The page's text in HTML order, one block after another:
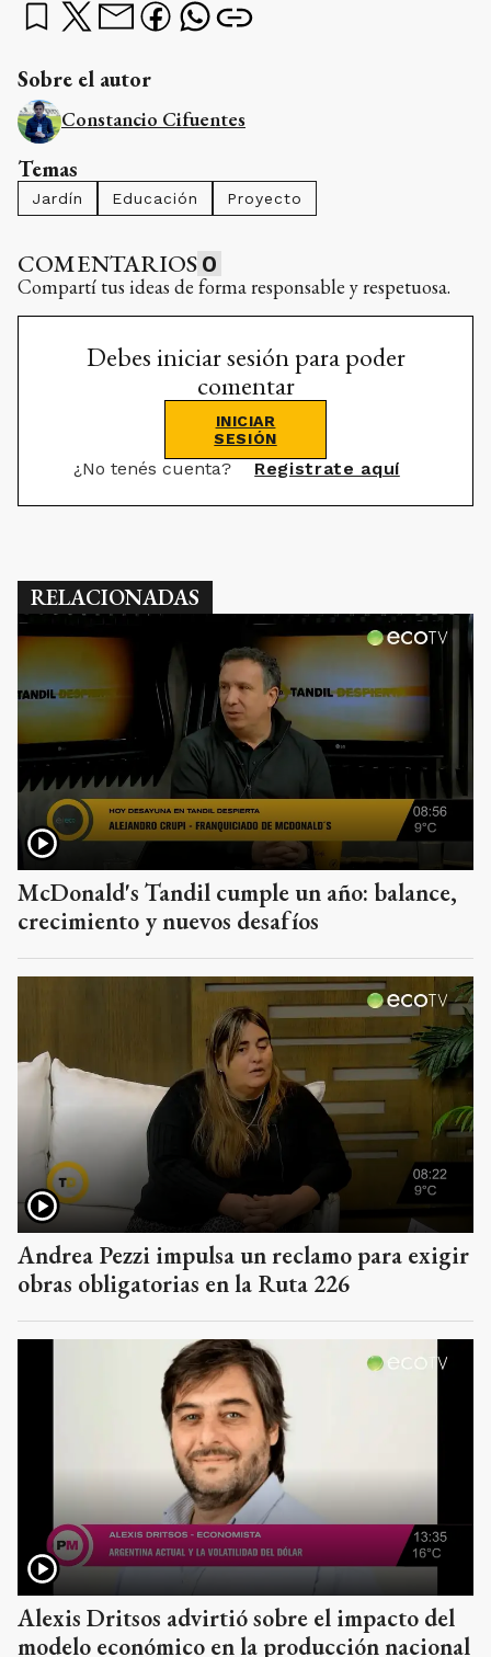
Sobre el autor
Constancio Cifuentes
Temas
Jardín Educación Proyecto
COMENTARIOS 0
Compartí tus ideas de forma responsable y respetuosa.
Debes iniciar sesión para poder
comentar
INICIAR
SESIÓN
¿No tenés cuenta? Registrate aquí
RELACIONADAS
McDonald's Tandil cumple un año: balance,
crecimiento y nuevos desafíos
Andrea Pezzi impulsa un reclamo para exigir
obras obligatorias en la Ruta 226
Alexis Dritsos advirtió sobre el impacto del
modelo económico en la producción nacional